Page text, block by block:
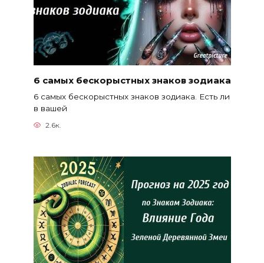
6 самых бескорыстных знаков зодиака
6 самых бескорыстных знаков зодиака. Есть ли
в вашей
2.6к.